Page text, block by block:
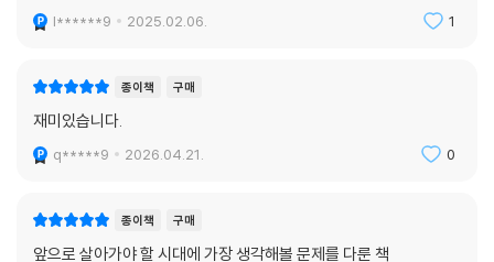
l******9 2025.02.06. 1
종이책 구매
재미있습니다.
q*****9 2026.04.21. 0
종이책 구매
앞으로 살아가야 할 시대에 가장 생각해볼 문제를 다룬 책